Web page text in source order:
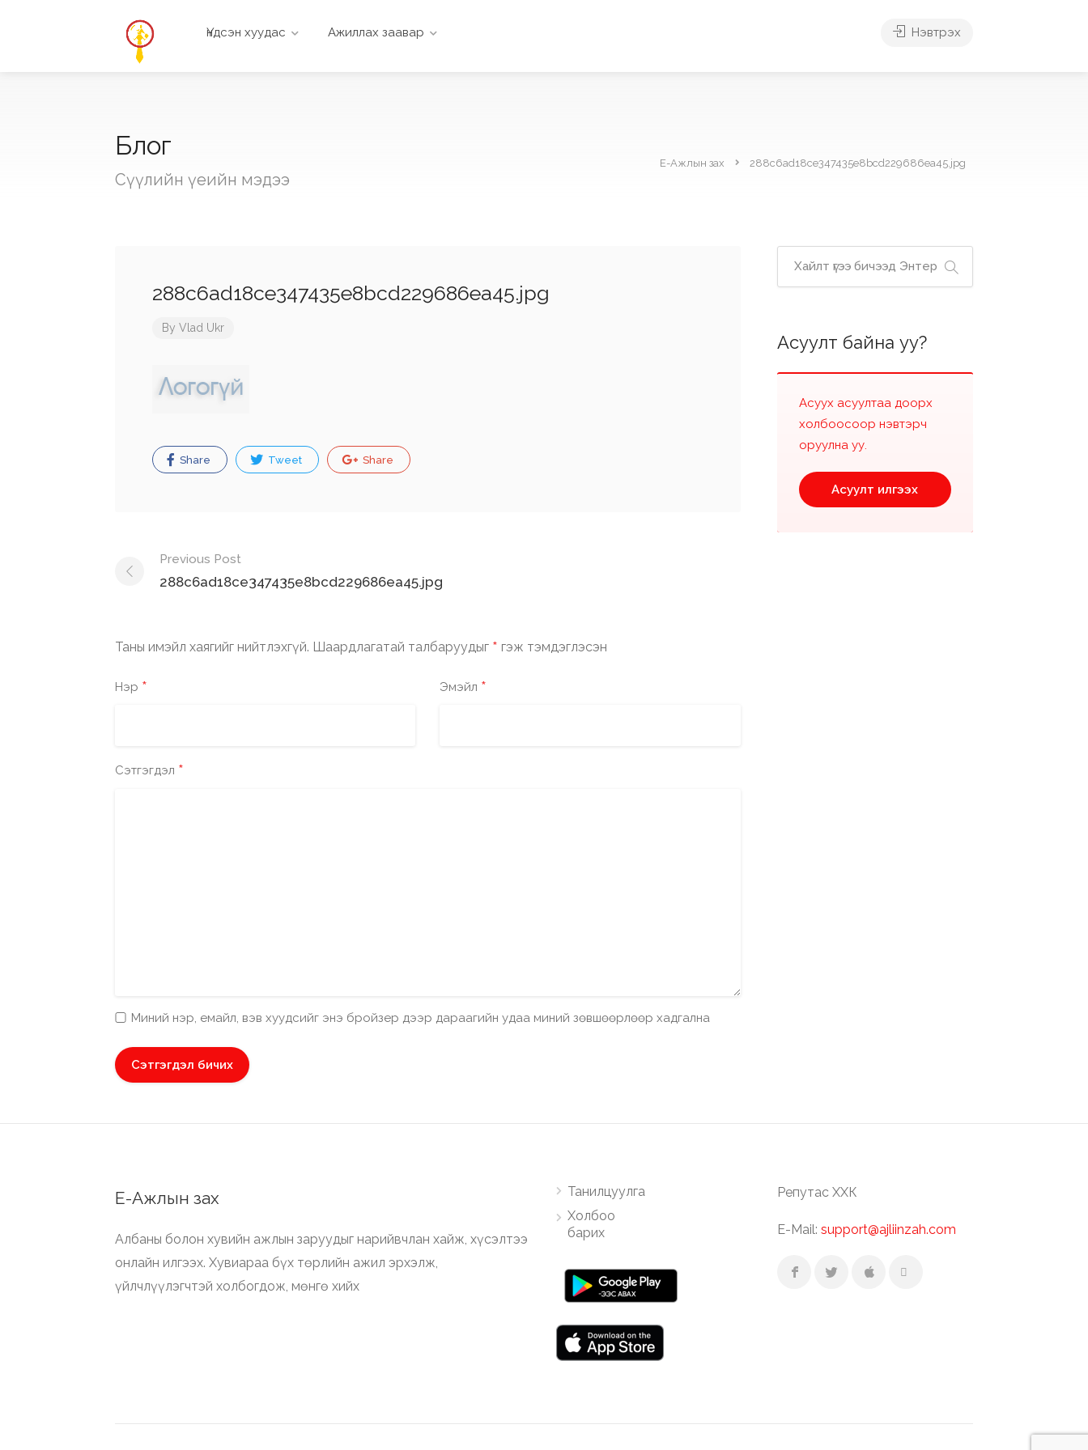
Үндсэн хуудас Ажиллах заавар Нэвтрэх
Блог
Сүүлийн үеийн мэдээ
Е-Ажлын зах 288c6ad18ce347435e8bcd229686ea45.jpg
288c6ad18ce347435e8bcd229686ea45.jpg
By Vlad Ukr
Share Tweet Share
Post
navigation
Previous Post
288c6ad18ce347435e8bcd229686ea45.jpg
Таны имэйл хаягийг нийтлэхгүй. Шаардлагатай талбаруудыг * гэж тэмдэглэсэн
Нэр * Эмэйл *
Сэтгэгдэл *
Миний нэр, емайл, вэв хуудсийг энэ бройзер дээр дараагийн удаа миний зөвшөөрлөөр хадгална
Асуулт байна уу?
Асуух асуултаа доорх
холбоосоор нэвтэрч
оруулна уу.
Асуулт илгээх
Е-Ажлын зах
Албаны болон хувийн ажлын заруудыг нарийвчлан хайж, хүсэлтээ
онлайн илгээх. Хувиараа бүх төрлийн ажил эрхэлж,
үйлчлүүлэгчтэй холбогдож, мөнгө хийх
Танилцуулга
Холбоо
барих
Репутас ХХК
E-Mail: support@ajliinzah.com